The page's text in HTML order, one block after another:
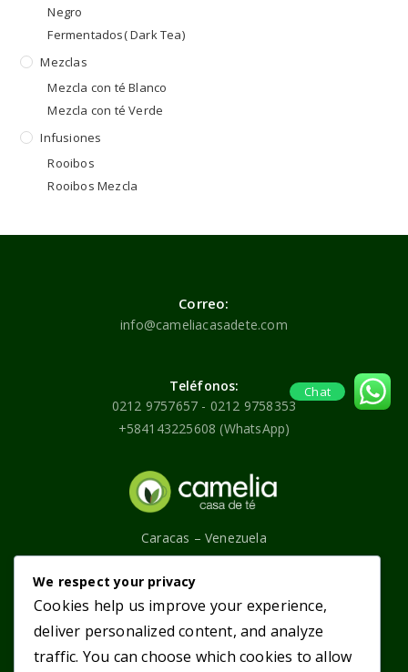
Negro
Fermentados( Dark Tea)
Mezclas
Mezcla con té Blanco
Mezcla con té Verde
Infusiones
Rooibos
Rooibos Mezcla
Correo:
info@cameliacasadete.com
Teléfonos:
0212 9757657 - 0212 9758353
+584143225608 (WhatsApp)
Caracas – Venezuela
Contáctenos
Tés Púros
Enlaces principales
¿Quiénes somos?
We respect your privacy
Cookies help us improve your experience,
deliver personalized content, and analyze
traffic. You can choose which cookies to allow
Chat